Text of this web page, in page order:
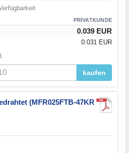
PRIVATKUNDE
0.039 EUR
0.031 EUR
kaufen
(MFR025FTB-47KR